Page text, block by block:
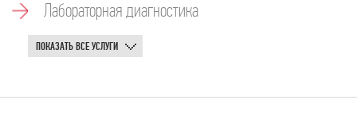
Лабораторная диагностика
ПОКАЗАТЬ ВСЕ УСЛУГИ